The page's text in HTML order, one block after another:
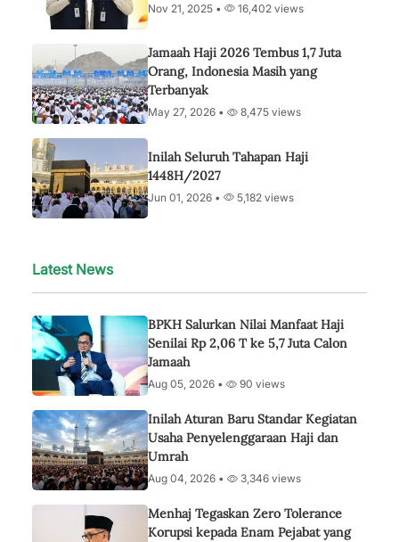
Nov 21, 2025 • 16,402 views
Jamaah Haji 2026 Tembus 1,7 Juta
Orang, Indonesia Masih yang
Terbanyak
May 27, 2026 • 8,475 views
Inilah Seluruh Tahapan Haji
1448H/2027
Jun 01, 2026 • 5,182 views
Latest News
BPKH Salurkan Nilai Manfaat Haji
Senilai Rp 2,06 T ke 5,7 Juta Calon
Jamaah
Aug 05, 2026 • 90 views
Inilah Aturan Baru Standar Kegiatan
Usaha Penyelenggaraan Haji dan
Umrah
Aug 04, 2026 • 3,346 views
Menhaj Tegaskan Zero Tolerance
Korupsi kepada Enam Pejabat yang